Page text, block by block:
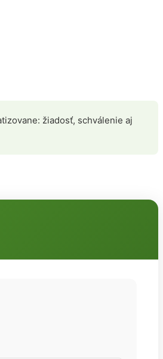
žiadosť, schválenie aj